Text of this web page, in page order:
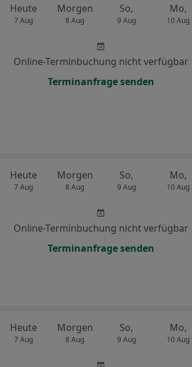
Heute
7 Aug
Morgen
8 Aug
So,
9 Aug
Mo,
10 Aug
Online-Terminbuchung nicht verfügbar
Terminanfrage senden
Heute
7 Aug
Morgen
8 Aug
So,
9 Aug
Mo,
10 Aug
Online-Terminbuchung nicht verfügbar
Terminanfrage senden
Heute
7 Aug
Morgen
8 Aug
So,
9 Aug
Mo,
10 Aug